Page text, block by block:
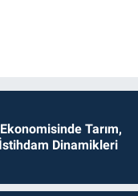
Tarım,
Dinamikleri